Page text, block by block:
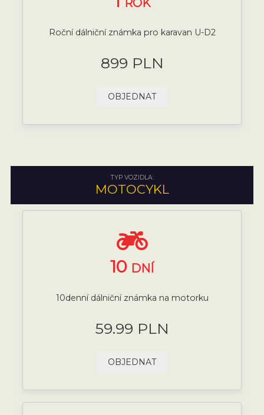
ROK
Roční dálniční známka pro karavan U-D2
899 PLN
OBJEDNAT
TYP VOZIDLA:
MOTOCYKL
10 DNÍ
10denní dálniční známka na motorku
59.99 PLN
OBJEDNAT